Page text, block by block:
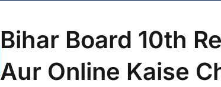
Bihar Board 10th
Aur Online Kaise